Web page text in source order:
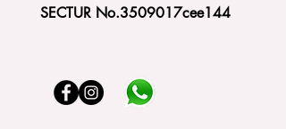
SECTUR No.3509017cee144